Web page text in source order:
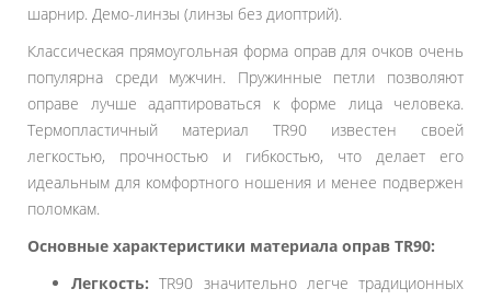
шарнир. Демо-линзы (линзы без диоптрий).
Классическая прямоугольная форма оправ для очков очень
популярна среди мужчин. Пружинные петли позволяют
оправе лучше адаптироваться к форме лица человека.
Термопластичный материал TR90 известен своей
легкостью, прочностью и гибкостью, что делает его
идеальным для комфортного ношения и менее подвержен
поломкам.
Основные характеристики материала оправ TR90:
Легкость:TR90 значительно легче традиционных